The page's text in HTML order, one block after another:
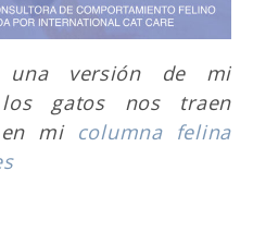
una versión de mi
gatos nos traen
en mi columna felina